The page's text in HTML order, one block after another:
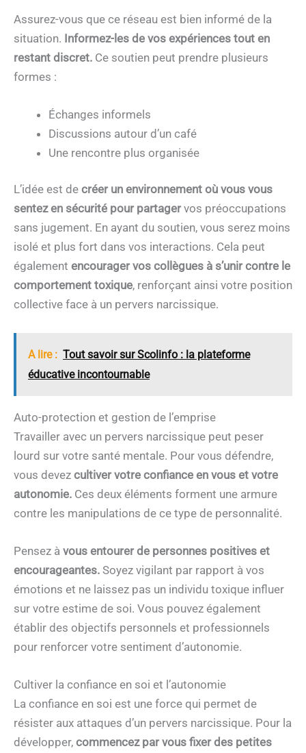
Assurez-vous que ce réseau est bien informé de la
situation. Informez-les de vos expériences tout en
restant discret. Ce soutien peut prendre plusieurs
formes :
Échanges informels
Discussions autour d’un café
Une rencontre plus organisée
L’idée est de créer un environnement où vous vous
sentez en sécurité pour partagervos préoccupations
sans jugement. En ayant du soutien, vous serez moins
isolé et plus fort dans vos interactions. Cela peut
également encourager vos collègues à s’unir contre le
comportement toxique, renforçant ainsi votre position
collective face à un pervers narcissique.
A lire : Tout savoir sur Scolinfo : la plateforme
éducative incontournable
Auto-protection et gestion de l’emprise
Travailler avec un pervers narcissique peut peser
lourd sur votre santé mentale. Pour vous défendre,
vous devez cultiver votre confiance en vous et votre
autonomie. Ces deux éléments forment une armure
contre les manipulations de ce type de personnalité.
Pensez à vous entourer de personnes positives et
encourageantes. Soyez vigilant par rapport à vos
émotions et ne laissez pas un individu toxique influer
sur votre estime de soi. Vous pouvez également
établir des objectifs personnels et professionnels
pour renforcer votre sentiment d’autonomie.
Cultiver la confiance en soi et l’autonomie
La confiance en soi est une force qui permet de
résister aux attaques d’un pervers narcissique. Pour la
développer, commencez par vous fixer des petites